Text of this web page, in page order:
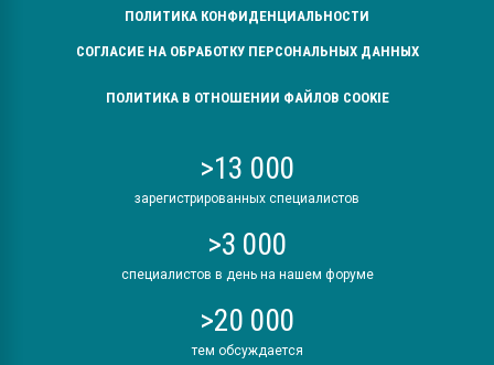
ПОЛИТИКА КОНФИДЕНЦИАЛЬНОСТИ
СОГЛАСИЕ НА ОБРАБОТКУ ПЕРСОНАЛЬНЫХ ДАННЫХ
ПОЛИТИКА В ОТНОШЕНИИ ФАЙЛОВ COOKIE
>13 000
зарегистрированных специалистов
>3 000
специалистов в день на нашем форуме
>20 000
тем обсуждается